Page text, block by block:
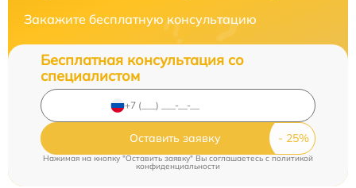
Закажите бесплатную консультацию
Бесплатная консультация со
специалистом
Оставить заявку
Нажимая на кнопку "Оставить заявку" Вы соглашаетесь cполитикой
конфиденциальности